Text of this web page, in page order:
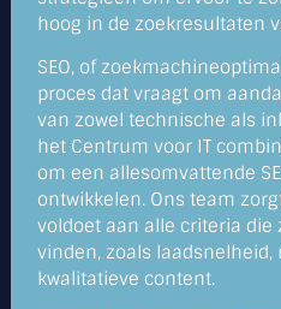
hoog in de zoekresultaten
SEO, of
proces dat vraagt om
van zowel technische als
het Centrum voor IT
om een allesomvattende
ontwikkelen. Ons team
voldoet aan alle criteria
vinden, zoals
kwalitatieve content.